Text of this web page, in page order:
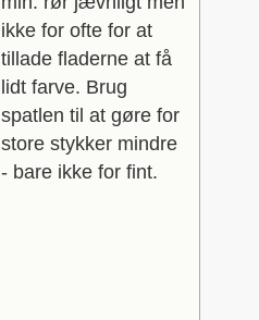
ikke for ofte for at
tillade fladerne at få
lidt farve. Brug
spatlen til at gøre for
store stykker mindre
- bare ikke for fint.